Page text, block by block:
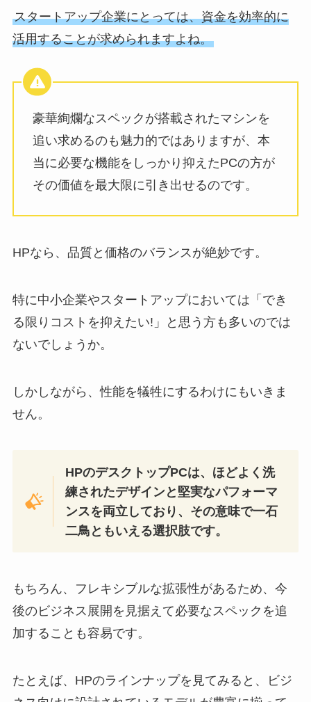
スタートアップ企業にとっては、資金を効率的に
活用することが求められますよね。
豪華絢爛なスペックが搭載されたマシンを
追い求めるのも魅力的ではありますが、本
当に必要な機能をしっかり抑えたPCの方が
その価値を最大限に引き出せるのです。
HPなら、品質と価格のバランスが絶妙です。
特に中小企業やスタートアップにおいては「でき
る限りコストを抑えたい!」と思う方も多いのでは
ないでしょうか。
しかしながら、性能を犠牲にするわけにもいきま
せん。
HPのデスクトップPCは、ほどよく洗
練されたデザインと堅実なパフォーマ
ンスを両立しており、その意味で一石
二鳥ともいえる選択肢です。
もちろん、フレキシブルな拡張性があるため、今
後のビジネス展開を見据えて必要なスペックを追
加することも容易です。
たとえば、HPのラインナップを見てみると、ビジ